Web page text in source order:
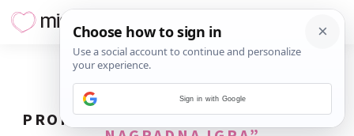
PRONAĐENO35REZULTATA ZA TAG
Sign in with Google